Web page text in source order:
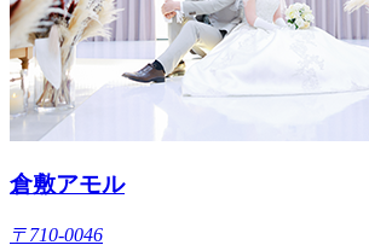
倉敷アモル
〒710-0046